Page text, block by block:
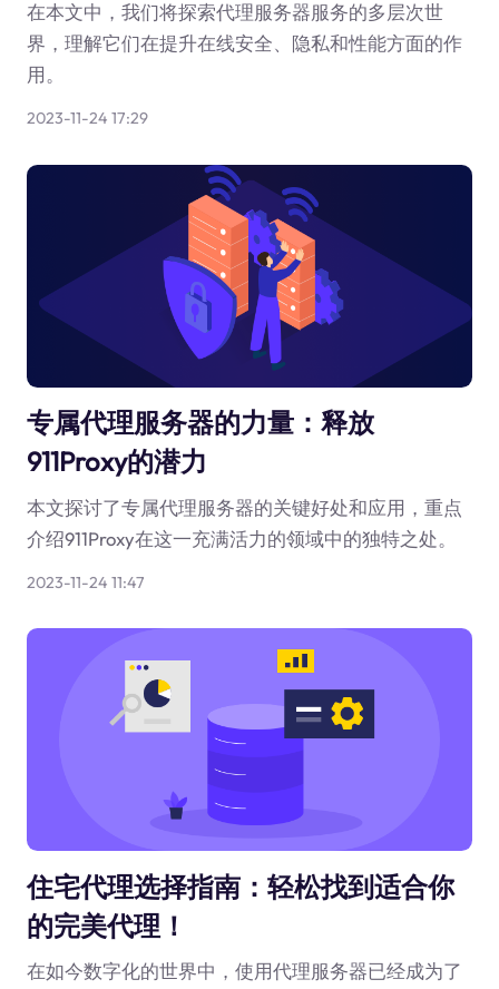
在本文中，我们将探索代理服务器服务的多层次世
界，理解它们在提升在线安全、隐私和性能方面的作
用。
2023-11-24 17:29
专属代理服务器的力量：释放
911Proxy的潜力
本文探讨了专属代理服务器的关键好处和应用，重点
介绍911Proxy在这一充满活力的领域中的独特之处。
2023-11-24 11:47
住宅代理选择指南：轻松找到适合你
的完美代理！
在如今数字化的世界中，使用代理服务器已经成为了